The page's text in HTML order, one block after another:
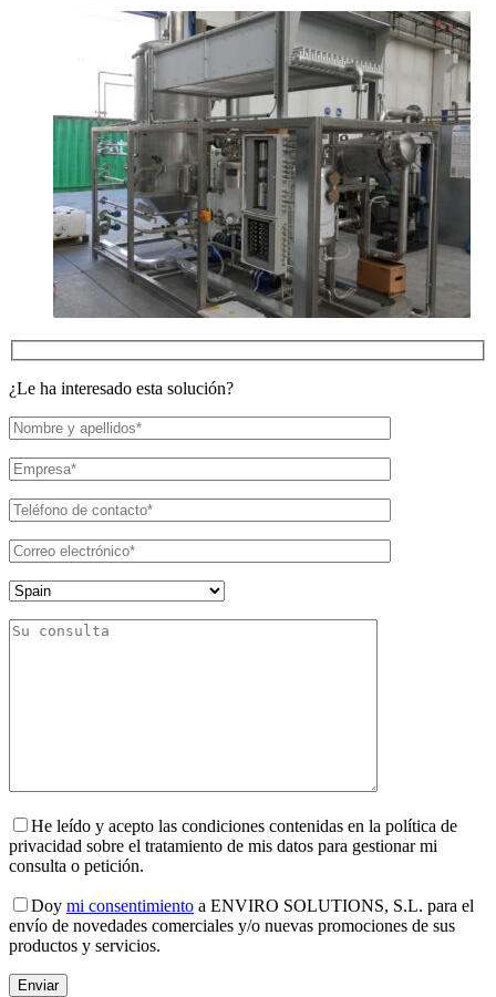
¿Le ha interesado esta solución?
He leído y acepto las condiciones contenidas en la política de
privacidad sobre el tratamiento de mis datos para gestionar mi
consulta o petición.
Doy mi consentimiento a ENVIRO SOLUTIONS, S.L. para el
envío de novedades comerciales y/o nuevas promociones de sus
productos y servicios.